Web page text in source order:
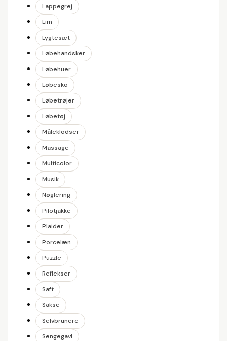
Lappegrej
Lim
Lygtesæt
Løbehandsker
Løbehuer
Løbesko
Løbetrøjer
Løbetøj
Måleklodser
Massage
Multicolor
Musik
Nøglering
Pilotjakke
Plaider
Porcelæn
Puzzle
Reflekser
Saft
Sakse
Selvbrunere
Sengegavl